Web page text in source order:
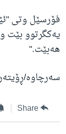
فۆرسێل وتی
یەکگرتوو بێت
هەبێت."
سەرچاوە/
Share